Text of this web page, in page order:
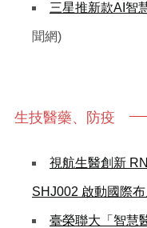
三星推新款AI智
聞網)
生技醫藥、防疫
視航生醫創新
SHJ002 啟動國際布
臺榮聯大「智慧